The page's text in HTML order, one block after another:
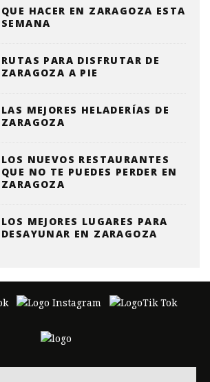
QUE HACER EN ZARAGOZA ESTA
SEMANA
RUTAS PARA DISFRUTAR DE
ZARAGOZA A PIE
LAS MEJORES HELADERÍAS DE
ZARAGOZA
LOS NUEVOS RESTAURANTES
QUE NO TE PUEDES PERDER EN
ZARAGOZA
LOS MEJORES LUGARES PARA
DESAYUNAR EN ZARAGOZA